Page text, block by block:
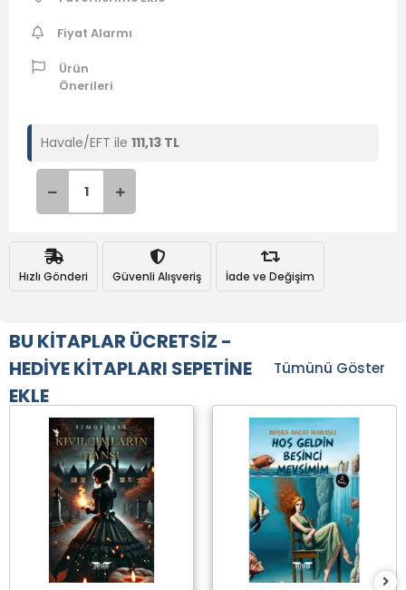
Fiyat Alarmı
Ürün
Önerileri
Havale/EFT ile 111,13 TL
Hızlı Gönderi Güvenli Alışveriş İade ve Değişim
BU KİTAPLAR ÜCRETSİZ -
HEDİYE KİTAPLARI SEPETİNE
EKLE
Tümünü Göster